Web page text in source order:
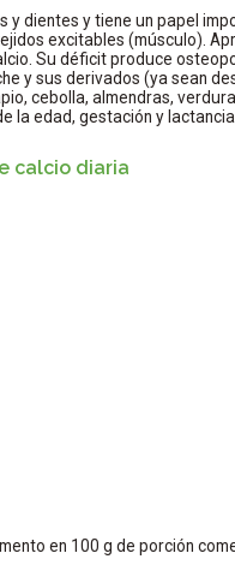
y dientes y tiene un papel
excitables (músculo).
Su déficit produce
y sus derivados (ya sean
cebolla, almendras,
la edad, gestación y
calcio diaria
en 100 g de porción